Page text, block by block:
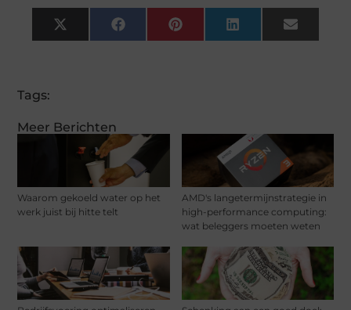
Meer Berichten
Waarom gekoeld water op het
werk juist bij hitte telt
AMD's langetermijnstrategie in
high-performance computing:
wat beleggers moeten weten
X
(Twitter)
FacebookPinterestLinkedInEmail
Tags: